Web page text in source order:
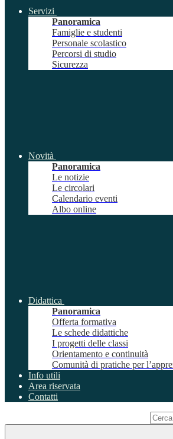
Servizi
Panoramica
Famiglie e studenti
Personale scolastico
Percorsi di studio
Sicurezza
Novità
Panoramica
Le notizie
Le circolari
Calendario eventi
Albo online
Didattica
Panoramica
Offerta formativa
Le schede didattiche
I progetti delle classi
Orientamento e continuità
Comunità di pratiche per
Info utili
Area riservata
Contatti